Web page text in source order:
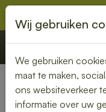
€ 0,00
Nederland»
Wij gebruiken
We gebruiken
maat te maken,
ons websiteverkeer
informatie over uw